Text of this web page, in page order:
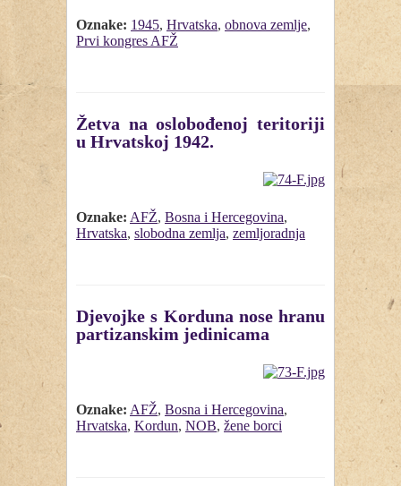
Oznake: 1945, Hrvatska, obnova zemlje,
Prvi kongres AFŽ
Žetva na oslobođenoj teritoriji
u Hrvatskoj 1942.
Oznake: AFŽ, Bosna i Hercegovina,
Hrvatska, slobodna zemlja, zemljoradnja
Djevojke s Korduna nose hranu
partizanskim jedinicama
Oznake: AFŽ, Bosna i Hercegovina,
Hrvatska, Kordun, NOB, žene borci